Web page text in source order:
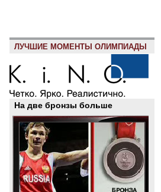
ЛУЧШИЕ МОМЕНТЫ ОЛИМПИАДЫ
На две бронзы больше